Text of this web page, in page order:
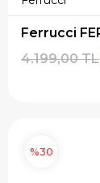
4.199,00 TL
%30